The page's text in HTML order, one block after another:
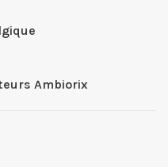
Ambiorix